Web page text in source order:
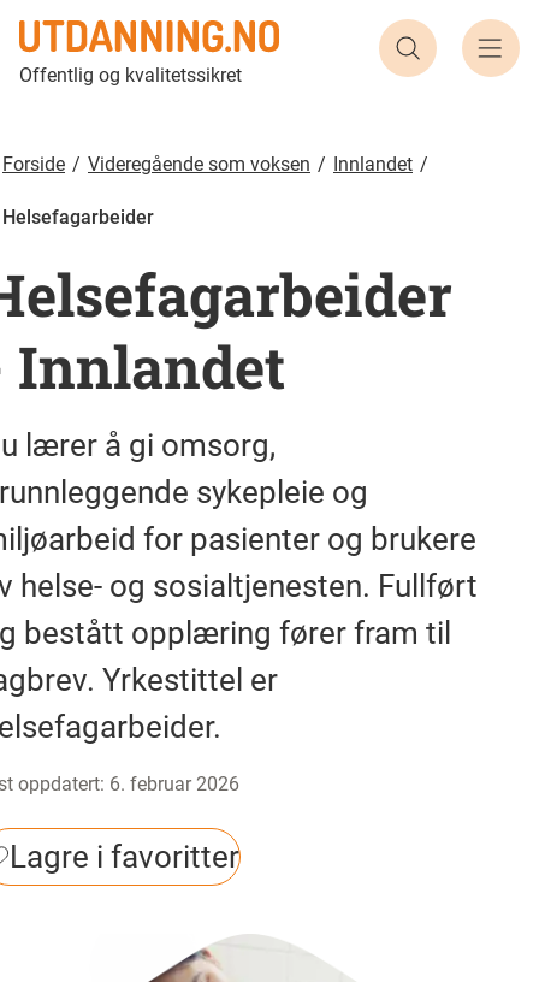
Offentlig og kvalitetssikret
Søk etter
Forside Videregående som voksen Innlandet
Helsefagarbeider
Innlandet
lærer å gi omsorg,
sykepleie og
for pasienter og brukere
helse- og sosialtjenesten. Fullført
bestått opplæring fører fram til
Yrkestittel er
oppdatert: 6. februar 2026
Lagre i favoritter